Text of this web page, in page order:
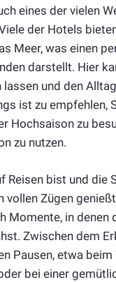
eines der vielen
der Hotels
Meer, was einen
darstellt. Hier
lassen und den
ist zu empfehlen,
Hochsaison zu
zu nutzen.
Reisen bist und die
vollen Zügen
Momente, in denen
Zwischen dem
Pausen, etwa
bei einer